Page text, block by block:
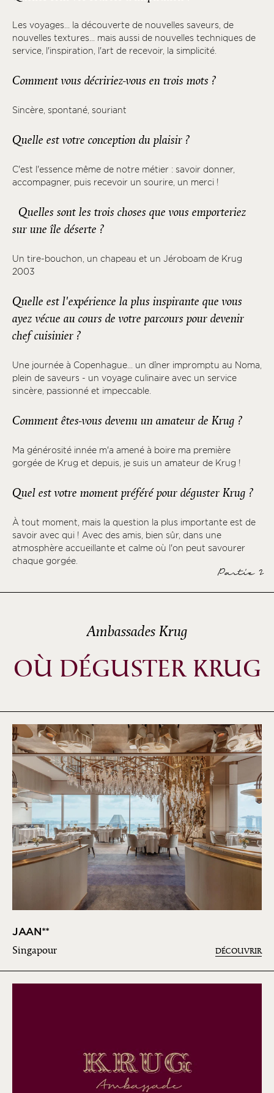
Les voyages... la découverte de nouvelles saveurs, de
nouvelles textures... mais aussi de nouvelles techniques de
service, l'inspiration, l'art de recevoir, la simplicité.
Comment vous décririez-vous en trois mots ?
Sincère, spontané, souriant
Quelle est votre conception du plaisir ?
C'est l'essence même de notre métier : savoir donner,
accompagner, puis recevoir un sourire, un merci !
Quelles sont les trois choses que vous emporteriez
sur une île déserte ?
Un tire-bouchon, un chapeau et un Jéroboam de Krug
2003
Quelle est l'expérience la plus inspirante que vous
ayez vécue au cours de votre parcours pour devenir
chef cuisinier ?
Une journée à Copenhague... un dîner impromptu au Noma,
plein de saveurs - un voyage culinaire avec un service
sincère, passionné et impeccable.
Comment êtes-vous devenu un amateur de Krug ?
Ma générosité innée m'a amené à boire ma première
gorgée de Krug et depuis, je suis un amateur de Krug !
Quel est votre moment préféré pour déguster Krug ?
À tout moment, mais la question la plus importante est de
savoir avec qui ! Avec des amis, bien sûr, dans une
atmosphère accueillante et calme où l'on peut savourer
chaque gorgée.
Partie 2
Ambassades Krug
OÙ DÉGUSTER KRUG
JAAN**
Singapour DÉCOUVRIR